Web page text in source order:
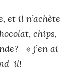
et il n’achète
chips,
« j’en ai
il!